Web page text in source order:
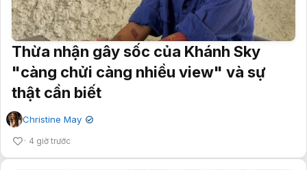
Thừa nhận gây sốc của Khánh Sky
"càng chửi càng nhiều view" và sự
thật cần biết
Christine May ✔
4 giờ trước